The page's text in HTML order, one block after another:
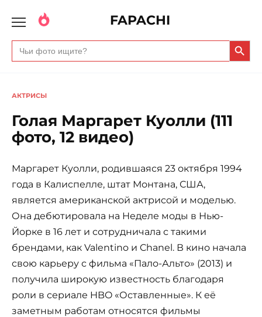
FAPACHI
Search
for:
Search Button
АКТРИСЫ
Голая Маргарет Куолли (111
фото, 12 видео)
Маргарет Куолли, родившаяся 23 октября 1994
года в Калиспелле, штат Монтана, США,
является американской актрисой и моделью.
Она дебютировала на Неделе моды в Нью-
Йорке в 16 лет и сотрудничала с такими
брендами, как Valentino и Chanel. В кино начала
свою карьеру с фильма «Пало-Альто» (2013) и
получила широкую известность благодаря
роли в сериале HBO «Оставленные». К её
заметным работам относятся фильмы